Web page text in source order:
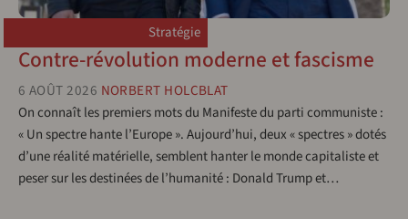
Stratégie
Contre-révolution moderne et fascisme
6 AOÛT 2026 NORBERT HOLCBLAT
On connaît les premiers mots du Manifeste du parti communiste :
« Un spectre hante l’Europe ». Aujourd’hui, deux « spectres » dotés
d’une réalité matérielle, semblent hanter le monde capitaliste et
peser sur les destinées de l’humanité : Donald Trump et…